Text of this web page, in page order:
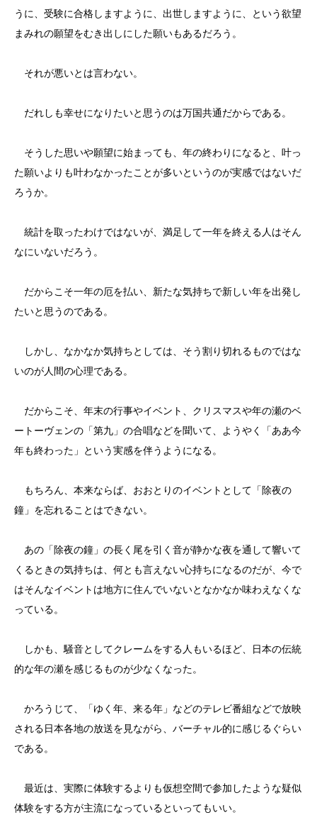
うに、受験に合格しますように、出世しますように、という欲望
まみれの願望をむき出しにした願いもあるだろう。
それが悪いとは言わない。
だれしも幸せになりたいと思うのは万国共通だからである。
そうした思いや願望に始まっても、年の終わりになると、叶っ
た願いよりも叶わなかったことが多いというのが実感ではないだ
ろうか。
統計を取ったわけではないが、満足して一年を終える人はそん
なにいないだろう。
だからこそ一年の厄を払い、新たな気持ちで新しい年を出発し
たいと思うのである。
しかし、なかなか気持ちとしては、そう割り切れるものではな
いのが人間の心理である。
だからこそ、年末の行事やイベント、クリスマスや年の瀬のベ
ートーヴェンの「第九」の合唱などを聞いて、ようやく「ああ今
年も終わった」という実感を伴うようになる。
もちろん、本来ならば、おおとりのイベントとして「除夜の
鐘」を忘れることはできない。
あの「除夜の鐘」の長く尾を引く音が静かな夜を通して響いて
くるときの気持ちは、何とも言えない心持ちになるのだが、今で
はそんなイベントは地方に住んでいないとなかなか味わえなくな
っている。
しかも、騒音としてクレームをする人もいるほど、日本の伝統
的な年の瀬を感じるものが少なくなった。
かろうじて、「ゆく年、来る年」などのテレビ番組などで放映
される日本各地の放送を見ながら、バーチャル的に感じるぐらい
である。
最近は、実際に体験するよりも仮想空間で参加したような疑似
体験をする方が主流になっているといってもいい。